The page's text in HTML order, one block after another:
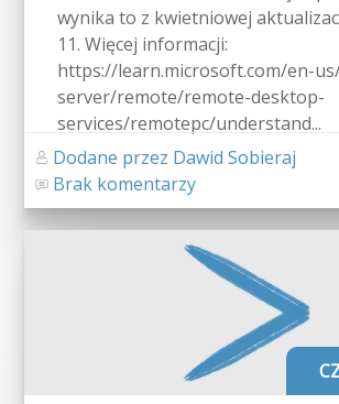
wynika to z kwietniowej
11. Więcej informacji:
https://learn.microsoft.com/en-
server/remote/remote-desktop-
services/remotepc/understand...
Dodane przez Dawid Sobieraj
Brak komentarzy